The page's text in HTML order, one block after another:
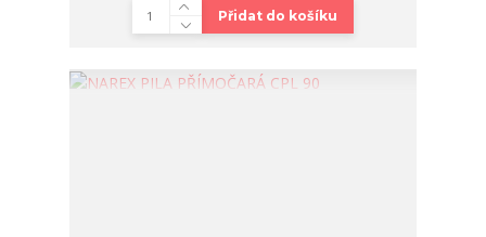
Přidat do košíku